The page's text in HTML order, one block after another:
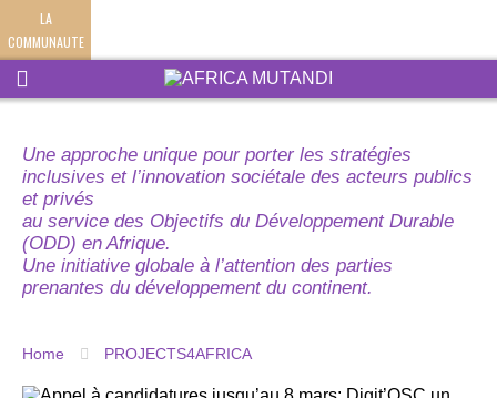
LA
COMMUNAUTE
Une approche unique pour porter les stratégies
inclusives et l’innovation sociétale des acteurs publics
et privés
au service des Objectifs du Développement Durable
(ODD) en Afrique.
Une initiative globale à l’attention des parties
prenantes du développement du continent.
Home PROJECTS4AFRICA